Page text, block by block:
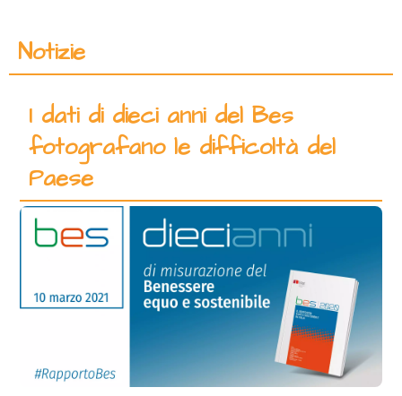
Notizie
I dati di dieci anni del Bes
fotografano le difficoltà del
Paese